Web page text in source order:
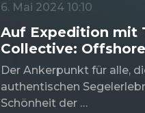
6. Mai 2024 10:10
Auf Expedition mit
Collective:
Der Ankerpunkt für alle,
authentischen
Schönheit der …